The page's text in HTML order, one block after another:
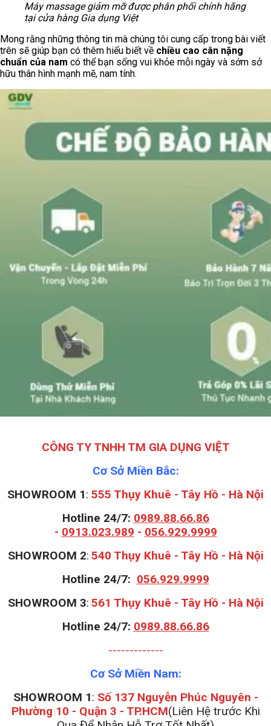
Máy massage giảm mỡ được phân phối chính hãng
tại cửa hàng Gia dụng Việt
Mong rằng những thông tin mà chúng tôi cung cấp trong bài viết
trên sẽ giúp bạn có thêm hiểu biết về chiều cao cân nặng
chuẩn của nam có thể bạn sống vui khỏe mỗi ngày và sớm sở
hữu thân hình mạnh mẽ, nam tính.
CÔNG TY TNHH TM GIA DỤNG VIỆT
Cơ Sở Miền Bắc:
SHOWROOM 1: 555 Thụy Khuê - Tây Hồ - Hà Nội
Hotline 24/7: 0989.88.66.86
- 0913.023.989 - 056.929.9999
SHOWROOM 2: 540 Thụy Khuê - Tây Hồ - Hà Nội
Hotline 24/7: 056.929.9999
SHOWROOM 3: 561 Thụy Khuê - Tây Hồ - Hà Nội
Hotline 24/7: 0989.88.66.86
-------------
Cơ Sở Miền Nam:
SHOWROOM 1: Số 137 Nguyễn Phúc Nguyên -
Phường 10 - Quận 3 - TP.HCM(Liên Hệ trước Khi